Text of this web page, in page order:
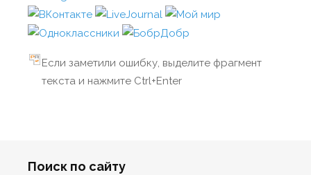
Если заметили ошибку, выделите фрагмент
текста и нажмите Ctrl+Enter
Поиск по сайту